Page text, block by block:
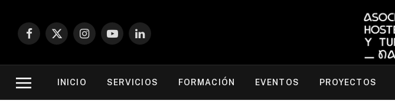
Facebook
X
InstagramYouTubeLinkedIn
INICIO SERVICIOS FORMACIÓN EVENTOS PROYECTOS